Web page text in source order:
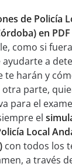
de Policía
en PDF
como si
ayudarte a
te harán y
parte,
para el
el
Local
con todos los
a través